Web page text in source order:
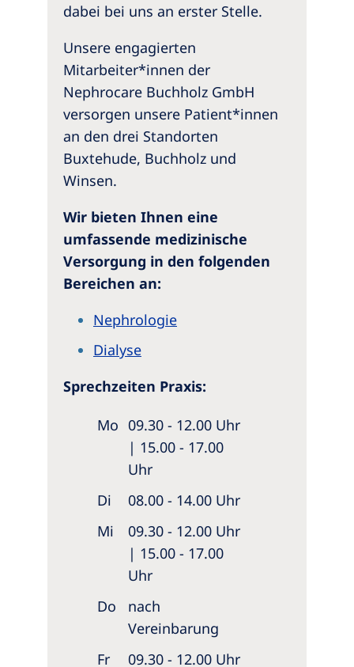
dabei bei uns an erster Stelle.
Unsere engagierten
Mitarbeiter*innen der
Nephrocare Buchholz GmbH
versorgen unsere Patient*innen
an den drei Standorten
Buxtehude, Buchholz und
Winsen.
Wir bieten Ihnen eine
umfassende medizinische
Versorgung in den folgenden
Bereichen an:
Nephrologie
Dialyse
Sprechzeiten Praxis:
Mo 09.30 - 12.00 Uhr
| 15.00 - 17.00
Uhr
Di
08.00 - 14.00 Uhr
Mi
09.30 - 12.00 Uhr
| 15.00 - 17.00
Uhr
Do
nach
Vereinbarung
Fr
09.30 - 12.00 Uhr